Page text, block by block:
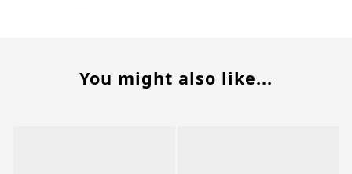
You might also like...